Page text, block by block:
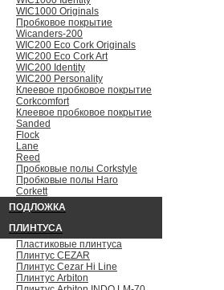
WIC1000 Originals
Пробковое покрытие
Wicanders-200
WIC200 Eco Cork Originals
WIC200 Eco Cork Art
WIC200 Identity
WIC200 Personality
Клеевое пробковое покрытие
Сorkcomfort
Клеевое пробковое покрытие
Sanded
Flock
Lane
Reed
Пробковые полы Corkstyle
Пробковые полы Haro
Corkett
ПОДЛОЖКА
ПЛИНТУСА
Пластиковые плинтуса
Плинтус CEZAR
Плинтус Cezar Hi Line
Плинтус Arbiton